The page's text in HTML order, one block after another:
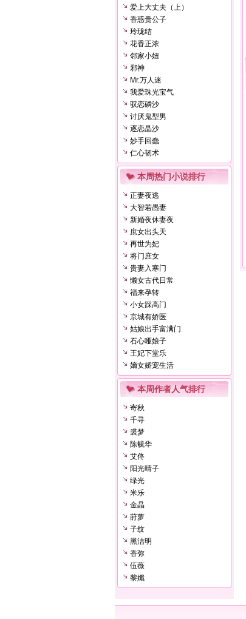
爱上大丈夫（上）
香惑贵公子
玲珑结
花香正浓
邻家小妞
邪神
Mr.万人迷
我爱珠光宝气
驭恋磷沙
讨厌鬼型男
逐恋晶沙
妙手回蠢
仁心韧术
本周热门小说排行
正妻夜逃
大智若愚妻
新婚夜休妻夜
庶女出头天
再世为妃
将门庶女
贵妻入寒门
懒女古代日常
福来孕转
小女踩高门
京城有娇医
姑娘出手富满门
石心哑娘子
王妃下堂乐
嫡女娇宠生活
本周作者人气排行
寄秋
千寻
裘梦
陈毓华
艾佟
阳光晴子
绿光
米乐
金晶
莳萝
子纹
黑洁明
香弥
伍薇
黎孅